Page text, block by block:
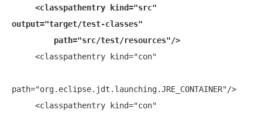
<classpathentry kind="src"
output="target/test-classes"
path="src/test/resources"/>
path="org.eclipse.jdt.launching.JRE_CONTAINER"/>